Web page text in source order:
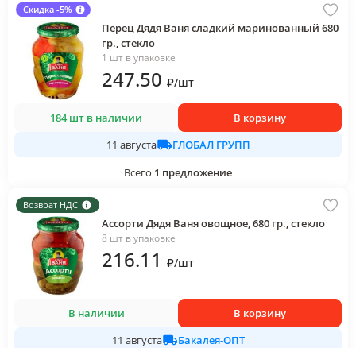
Скидка -5%
Перец Дядя Ваня сладкий маринованный 680
гр., стекло
1 шт в упаковке
247.50 ₽/шт
184 шт в наличии
В корзину
11 августа
ГЛОБАЛ ГРУПП
Всего 1 предложение
Возврат НДС
Ассорти Дядя Ваня овощное, 680 гр., стекло
8 шт в упаковке
216.11 ₽/шт
В наличии
В корзину
11 августа
Бакалея-ОПТ